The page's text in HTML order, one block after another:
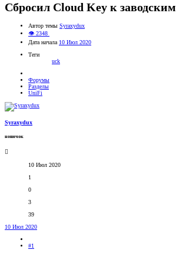
Сбросил Cloud Key к заводским
Автор темы Syraxydux
👁 2348
Дата начала 10 Июл 2020
Теги
uck
Форумы
Разделы
UniFi
Syraxydux
новичок
10 Июл 2020
1
0
3
39
10 Июл 2020
#1